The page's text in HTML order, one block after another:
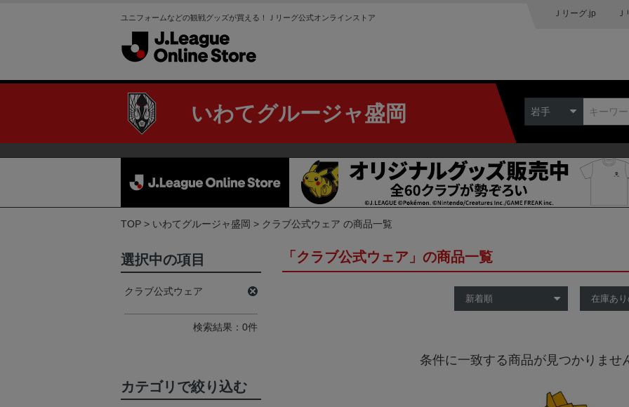
ユニフォームなどの観戦グッズが買える！Ｊリーグ公式オンラインストア Ｊリーグ.jp
いわてグルージャ盛岡 岩手
TOP いわてグルージャ盛岡 クラブ公式ウェア の商品一覧
「クラブ公式ウェア」の商品一覧
条件に一致する商品が見つかりませ
選択中の項目
クラブ公式ウェア
検索結果：0件
カテゴリで絞り込む